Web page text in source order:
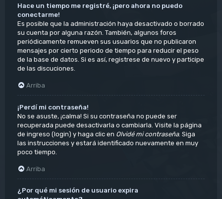
Hace un tiempo me registré, ¡pero ahora no puedo
conectarme!
Es posible que la administración haya desactivado o borrado
su cuenta por alguna razón. También, algunos foros
periódicamente remueven sus usuarios que no publicaron
mensajes por cierto periodo de tiempo para reducir el peso
de la base de datos. Si es así, registrese de nuevo y participe
de las discuciones.
Arriba
¡Perdí mi contraseña!
No se asuste, ¡calma! Si su contraseña no puede ser
recuperada puede desactivarla o cambiarla. Visite la página
de ingreso (login) y haga clic en Olvidé mi contraseña. Siga
las instrucciones y estará identificado nuevamente en muy
poco tiempo.
Arriba
¿Por qué mi sesión de usuario expira